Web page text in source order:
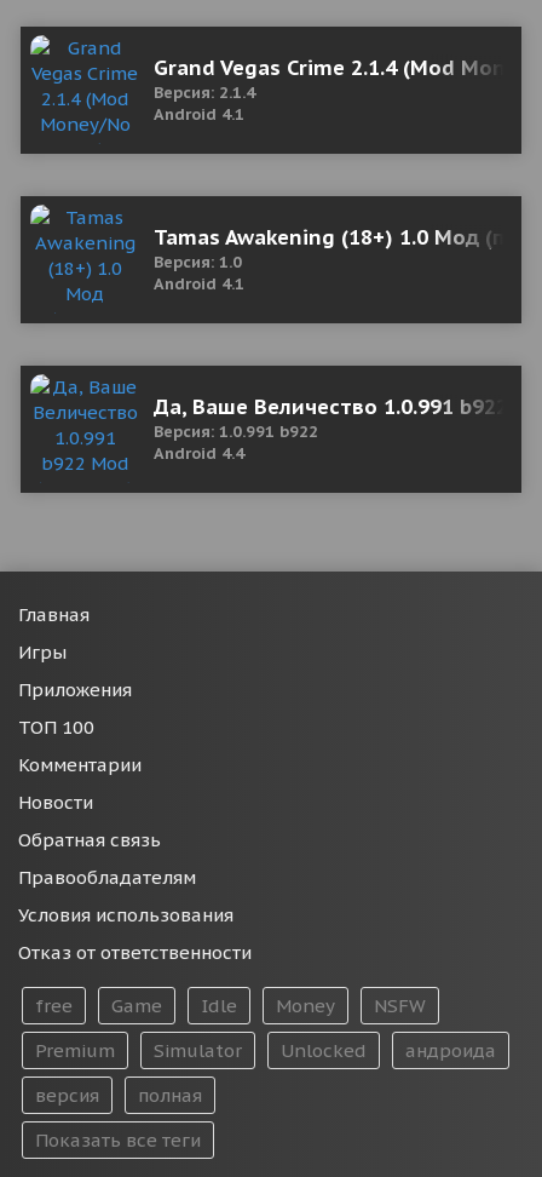
Grand Vegas Crime 2.1.4 (Mod
Версия: 2.1.4
Android 4.1
Tamas Awakening (18+) 1.0 Мод
Версия: 1.0
Android 4.1
Да, Ваше Величество 1.0.991 b922
Версия: 1.0.991 b922
Android 4.4
Главная
Игры
Приложения
ТОП 100
Комментарии
Новости
Обратная связь
Правообладателям
Условия использования
Отказ от ответственности
free Game Idle Money
NSFW
Premium
Simulator Unlocked
андроида
версия
полная
Показать все теги